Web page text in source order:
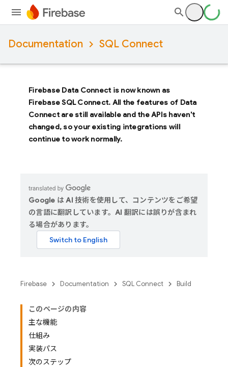
Documentation SQL Connect
Firebase Data Connectis now known as
Firebase SQL Connect. All the features of Data
Connectare still available and the APIs haven't
changed, so your existing integrations will
continue to work normally.
Google は AI 技術を使用して、コンテンツをご希望
の言語に翻訳しています。AI 翻訳には誤りが含まれ
る場合があります。
Firebase Documentation SQL Connect Build
このページの内容
主な機能
仕組み
実装パス
次のステップ